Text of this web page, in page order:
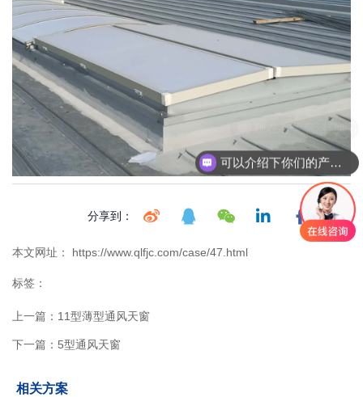
分享到：
本文网址： https://www.qlfjc.com/case/47.html
标签：
上一篇： 11型薄型通风天窗
下一篇： 5型通风天窗
相关方案
可以介绍下你们的产品么
现在有优惠活动吗